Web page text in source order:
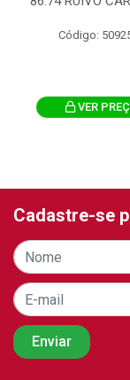
Código:
VER
Cadastre-se